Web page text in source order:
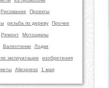
Рисование Проекты
резьба по дереву Прочее
Ремонт Мотоциклы
Валентинки Лодки
эксплуатации изобретения
Aliexpress 1 мая